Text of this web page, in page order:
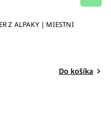
Z ALPAKY | MIESTNI
Do košíka